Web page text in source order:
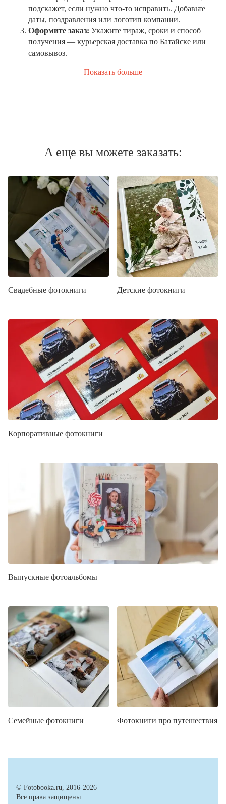
подскажет, если нужно что-то исправить. Добавьте
даты, поздравления или логотип компании.
Оформите заказ: Укажите тираж, сроки и способ
получения — курьерская доставка по Батайске или
самовывоз.
Показать больше
А еще вы можете заказать:
Свадебные фотокниги Детские фотокниги
Корпоративные фотокниги
Выпускные фотоальбомы
Семейные фотокниги Фотокниги про путешествия
© Fotobooka.ru, 2016-2026
Все права защищены.